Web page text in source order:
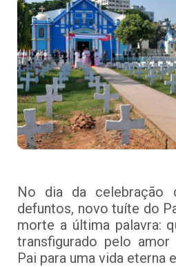
No dia da
defuntos, novo tuíte do
morte a última palavra:
transfigurado pelo
Pai para uma vida eterna